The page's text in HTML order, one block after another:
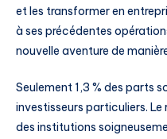
et les transformer en
à ses précédentes
nouvelle aventure de
Seulement 1,3 % des parts
investisseurs particuliers. Le
des institutions